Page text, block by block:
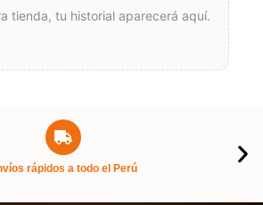
tienda, tu historial aparecerá aquí.
rápidos a todo el Perú